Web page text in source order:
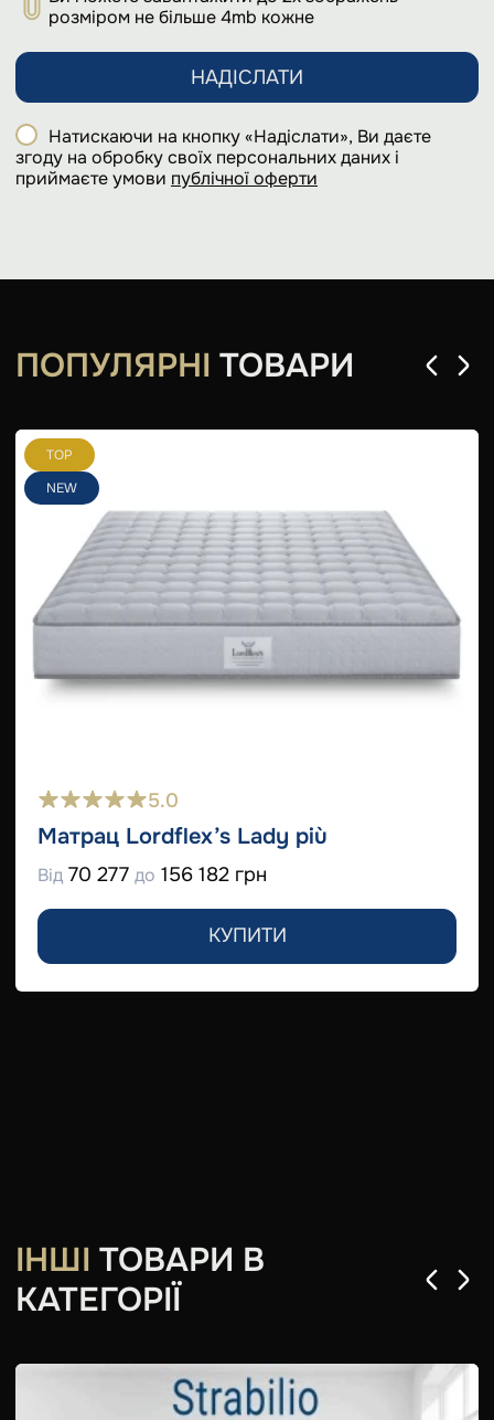
розміром не більше 4mb кожне
НАДІСЛАТИ
Натискаючи на кнопку «Надіслати», Ви даєте
згоду на обробку своїх персональних даних і
приймаєте умови публічної оферти
ПОПУЛЯРНІ ТОВАРИ
TOP
NEW
5.0
Матрац Lordflex’s Lady più
Від 70 277 до 156 182 грн
КУПИТИ
ІНШІ ТОВАРИ В
КАТЕГОРІЇ